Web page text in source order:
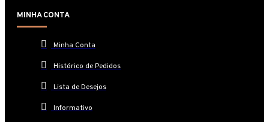
MINHA CONTA
Minha Conta
Histórico de Pedidos
Lista de Desejos
Informativo